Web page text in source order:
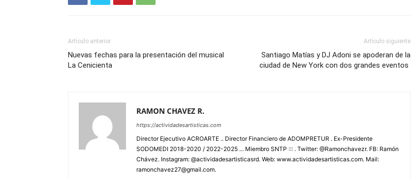
Artículo anterior
Nuevas fechas para la presentación del musical
La Cenicienta
Artículo siguiente
Santiago Matías y DJ Adoni se apoderan de la
ciudad de New York con dos grandes eventos
RAMON CHAVEZ R.
https://actividadesartisticas.com
Director Ejecutivo ACROARTE .. Director Financiero de ADOMPRETUR . Ex-Presidente
SODOMEDI 2018-2020 / 2022-2025 ... Miembro SNTP ::: . Twitter: @Ramonchavezr. FB: Ramón
Chávez. Instagram: @actividadesartisticasrd. Web: www.actividadesartisticas.com. Mail:
ramonchavez27@gmail.com.